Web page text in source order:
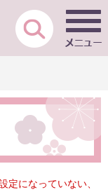
定になっていない、